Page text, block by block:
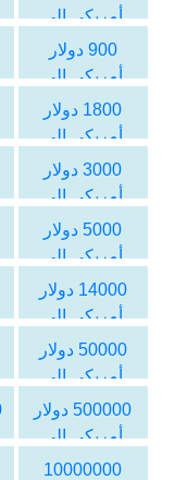
أمريكي الى
الليرة السورية
900 دولار
أمريكي الى
الليرة السورية
1800 دولار
أمريكي الى
الليرة السورية
3000 دولار
أمريكي الى
الليرة السورية
5000 دولار
أمريكي الى
الليرة السورية
14000 دولار
أمريكي الى
الليرة السورية
50000 دولار
أمريكي الى
الليرة السورية
500000 دولار
أمريكي الى
الليرة السورية
10000000